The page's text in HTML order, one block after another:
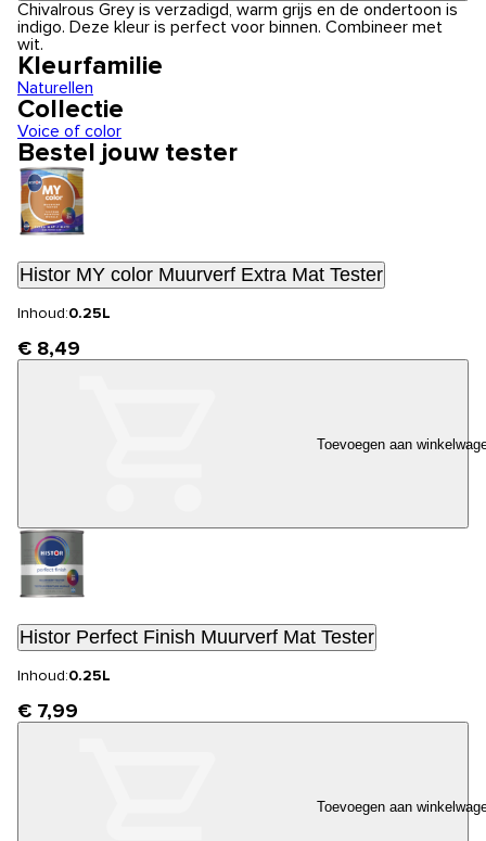
Chivalrous Grey is verzadigd, warm grijs en de ondertoon is
indigo. Deze kleur is perfect voor binnen. Combineer met
wit.
Kleurfamilie
Naturellen
Collectie
Voice of color
Bestel jouw tester
Histor MY color Muurverf Extra Mat Tester
Inhoud:0.25L
€ 8,49
Toevoegen aan
Histor Perfect Finish Muurverf Mat Tester
Inhoud:0.25L
€ 7,99
Toevoegen aan